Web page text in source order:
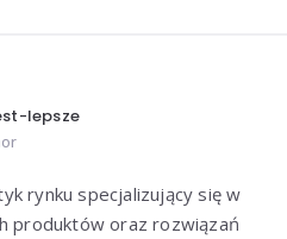
lepsze
rynku specjalizujący się w
produktów oraz rozwiązań